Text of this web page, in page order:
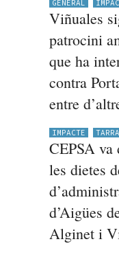
GENERAL
Viñuales
patrocini
que ha
contra
entre
IMPACTE
CEPSA va
les dietes
d’Aigües
Alginet i